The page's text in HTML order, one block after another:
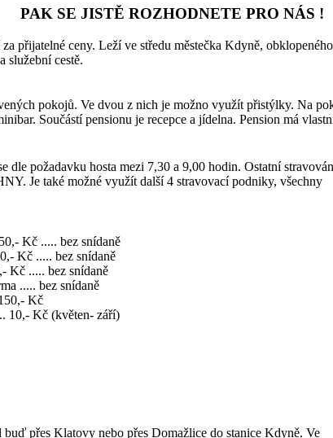
PAK SE JISTĚ ROZHODNETE PRO NÁS !
přijatelné ceny. Leží ve středu městečka Kdyně,
služební cestě.
pokojů. Ve dvou z nich je možno využít přistýlky. Na
Součástí pensionu je recepce a jídelna. Pension má
dle požadavku hosta mezi 7,30 a 9,00 hodin. Ostatní
Je také možné využít další 4 stravovací podniky, všechny
Kč ..... bez snídaně
..... bez snídaně
bez snídaně
bez snídaně
Kč
10,- Kč (květen- září)
přes Klatovy nebo přes Domažlice do stanice Kdyně. Ve